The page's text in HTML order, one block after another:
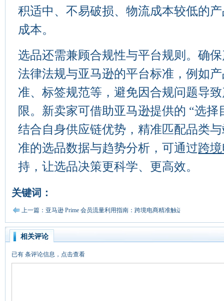
积适中、不易破损、物流成本较低的
成本。
选品还需兼顾合规性与平台规则。确
法律法规与亚马逊的平台标准，例如
准、标签规范等，避免因合规问题导
限。新卖家可借助亚马逊提供的 “选
结合自身供应链优势，精准匹配品类
准的选品数据与趋势分析，可通过跨
持，让选品决策更科学、更高效。
关键词：
上一篇：亚马逊 Prime 会员流量利用指南：跨境电商精准触达高价值客群
相关评论
已有 条评论信息，点击查看